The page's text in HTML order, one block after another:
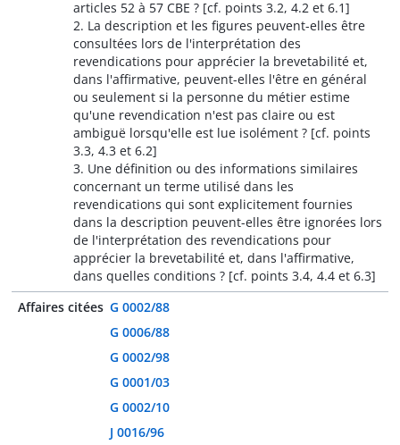
articles 52 à 57 CBE ? [cf. points 3.2, 4.2 et 6.1]
2. La description et les figures peuvent-elles être
consultées lors de l'interprétation des
revendications pour apprécier la brevetabilité et,
dans l'affirmative, peuvent-elles l'être en général
ou seulement si la personne du métier estime
qu'une revendication n'est pas claire ou est
ambiguë lorsqu'elle est lue isolément ? [cf. points
3.3, 4.3 et 6.2]
3. Une définition ou des informations similaires
concernant un terme utilisé dans les
revendications qui sont explicitement fournies
dans la description peuvent-elles être ignorées lors
de l'interprétation des revendications pour
apprécier la brevetabilité et, dans l'affirmative,
dans quelles conditions ? [cf. points 3.4, 4.4 et 6.3]
Affaires citées G 0002/88
G 0006/88
G 0002/98
G 0001/03
G 0002/10
J 0016/96